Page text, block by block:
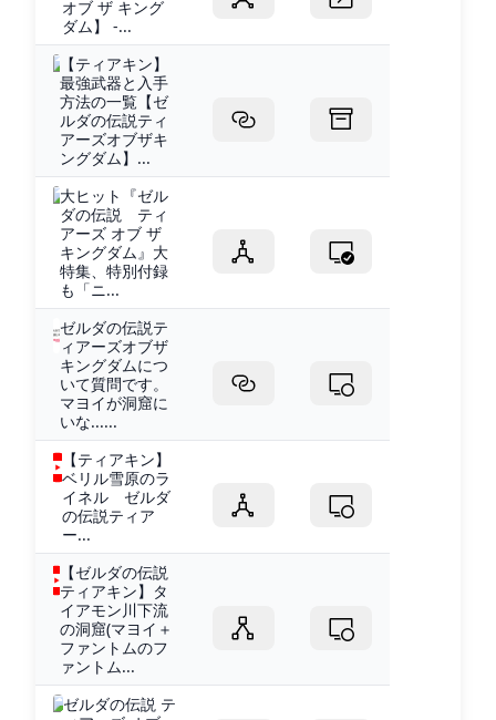
オブ ザ キング
ダム】 -...
【ティアキン】
最強武器と入手
方法の一覧【ゼ
ルダの伝説ティ
アーズオブザキ
ングダム】...
大ヒット『ゼル
ダの伝説 ティ
アーズ オブ ザ
キングダム』大
特集、特別付録
も「ニ...
ゼルダの伝説テ
ィアーズオブザ
キングダムにつ
いて質問です。
マヨイが洞窟に
いな......
【ティアキン】
ベリル雪原のラ
イネル ゼルダ
の伝説ティア
ー...
【ゼルダの伝説
ティアキン】タ
イアモン川下流
の洞窟(マヨイ＋
ファントムのフ
ァントム...
ゼルダの伝説 テ